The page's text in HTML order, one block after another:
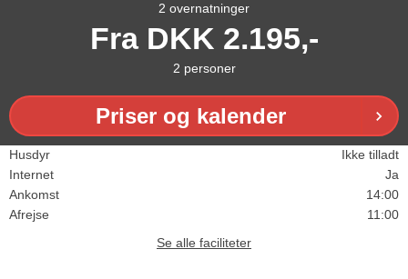
2 overnatninger
Fra DKK 2.195,-
2 personer
Priser og kalender
Husdyr
Ikke tilladt
Internet
Ja
Ankomst
14:00
Afrejse
11:00
Se alle faciliteter